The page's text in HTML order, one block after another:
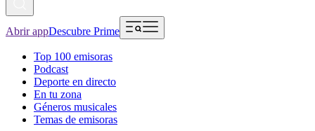
Abrir appDescubre Prime
Top 100 emisoras
Podcast
Deporte en directo
En tu zona
Géneros musicales
Temas de emisoras